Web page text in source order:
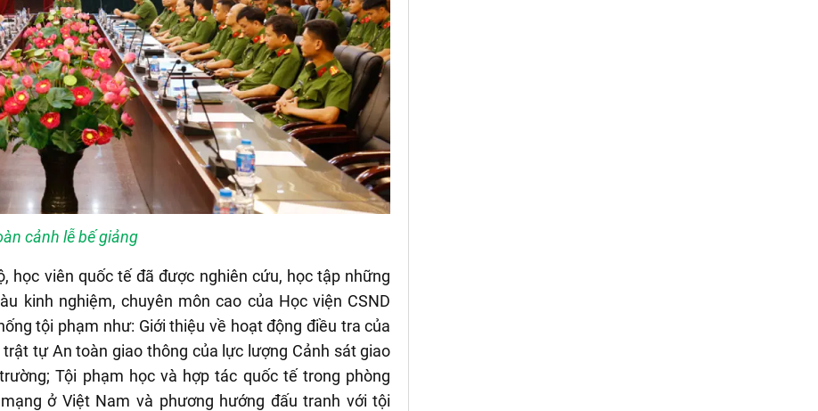
cảnh lễ bế giảng
học viên quốc tế đã được nghiên cứu, học tập những
kinh nghiệm, chuyên môn cao của Học viện CSND
tội phạm như: Giới thiệu về hoạt động điều tra của
tự An toàn giao thông của lực lượng Cảnh sát giao
Tội phạm học và hợp tác quốc tế trong phòng
ở Việt Nam và phương hướng đấu tranh với tội